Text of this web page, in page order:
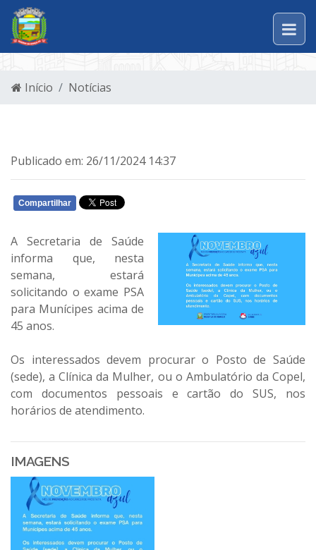
Início Notícias
Publicado em: 26/11/2024 14:37
Compartilhar
A Secretaria de Saúde
informa que, nesta
semana, estará
solicitando o exame PSA
para Munícipes acima de
45 anos.
Os interessados devem procurar o Posto de Saúde
(sede), a Clínica da Mulher, ou o Ambulatório da Copel,
com documentos pessoais e cartão do SUS, nos
horários de atendimento.
IMAGENS